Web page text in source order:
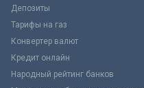
Депозиты
Тарифы на газ
Конвертер валют
Кредит онлайн
Народный рейтинг банков